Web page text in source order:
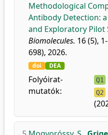
Methodological
Antibody Detection:
and Exploratory Pilot
Biomolecules. 16 (5),
698), 2026.
doi DEA
Folyóirat-
mutatók:
Q1
Q2